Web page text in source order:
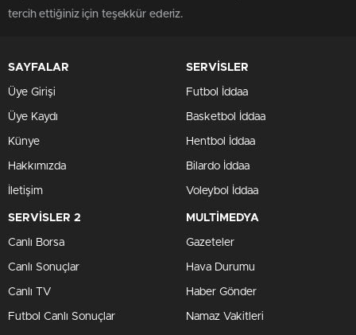
tercih ettiğiniz için teşekkür ederiz.
SAYFALAR
Üye Girişi
Üye Kaydı
Künye
Hakkımızda
İletişim
SERVİSLER
Futbol İddaa
Basketbol İddaa
Hentbol İddaa
Bilardo İddaa
Voleybol İddaa
SERVİSLER 2
Canlı Borsa
Canlı Sonuçlar
Canlı TV
Futbol Canlı Sonuçlar
MULTİMEDYA
Gazeteler
Hava Durumu
Haber Gönder
Namaz Vakitleri